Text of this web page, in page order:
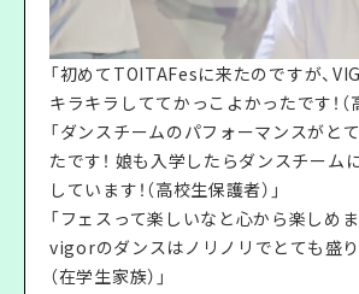
「初めてTOITAFesに来たのですが、
キラキラしててかっこよかったです！（
「ダンスチームのパフォーマンスがと
たです！ 娘も入学したらダンスチーム
しています！（高校生保護者）」
「フェスって楽しいなと心から楽しめ
vigorのダンスはノリノリでとても盛り
（在学生家族）」